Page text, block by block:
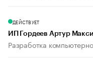
ДЕЙСТВУЕТ
ИП Гордеев Артур
Разработка